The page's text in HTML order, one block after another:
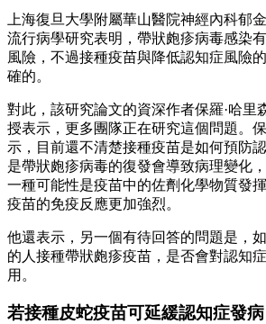
上海復旦大學附屬華山醫院神經內科郁
流行病學研究表明，帶狀皰疹病毒感染
風險，不過接種疫苗與降低認知症風險
確的。
對此，該研究論文的資深作者保羅·哈里
授表示，更多團隊正在研究這個問題。
示，目前還不清楚接種疫苗是如何預防
是帶狀皰疹病毒的復發會導致病理變化
一種可能性是疫苗中的佐劑化學物質發
疫苗的免疫反應更加強烈。
他還表示，另一個有待回答的問題是，
的人接種帶狀皰疹疫苗，是否會對認知
用。
若接種皮蛇疫苗可延緩認知症發